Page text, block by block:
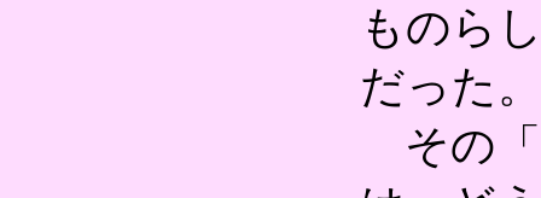
ものら
だった。
その「